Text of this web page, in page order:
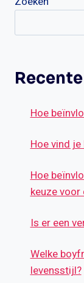
Hoe
Hoe vind
Hoe
keuze voor
Is er een
Welke
levensstijl?